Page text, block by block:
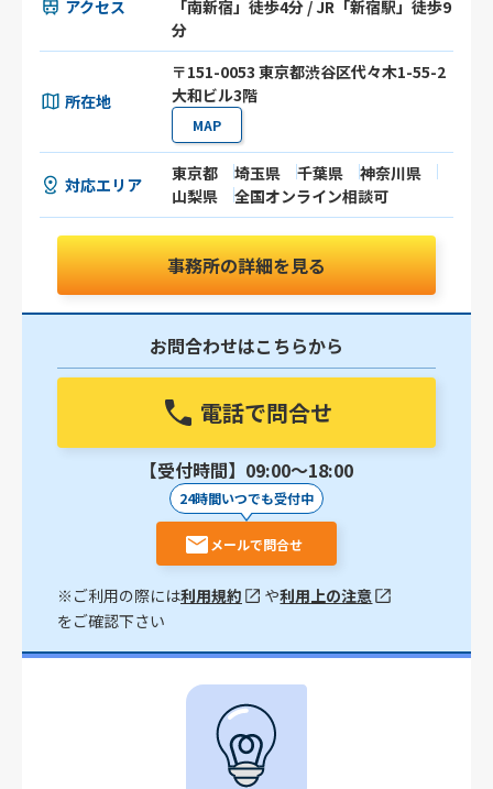
アクセス
「南新宿」徒歩4分 / JR「新宿駅」徒歩9
分
所在地
〒151-0053 東京都渋谷区代々木1-55-2
大和ビル3階
MAP
対応エリア
東京都 埼玉県 千葉県
神奈川県
山梨県
全国オンライン相談可
事務所の詳細を見る
お問合わせはこちらから
電話で問合せ
【受付時間】09:00〜18:00
24時間いつでも受付中
メールで問合せ
※ご利用の際には利用規約 や利用上の注意
をご確認下さい